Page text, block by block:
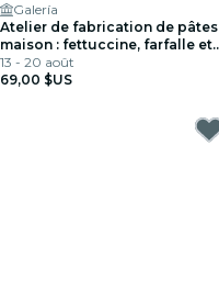
Galería
Atelier de fabrication de pâtes
maison : fettuccine, farfalle et
garganelli - DC
13 - 20 août
69,00 $US